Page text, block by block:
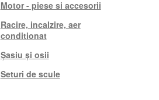
Motor - piese si accesorii
Racire, incalzire, aer
conditionat
Șasiu și osii
Seturi de scule